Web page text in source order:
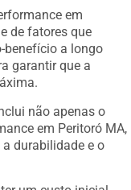
em
de fatores que
a longo
garantir que a
não apenas o
em Peritoró MA,
durabilidade e o
um custo inicial